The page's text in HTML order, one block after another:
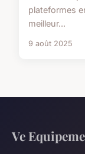
plateformes
meilleur...
9 août 2025
Ve